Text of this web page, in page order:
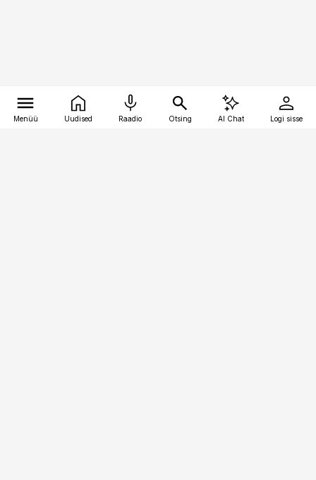
Menüü Uudised Raadio Otsing AI Chat Logi sisse